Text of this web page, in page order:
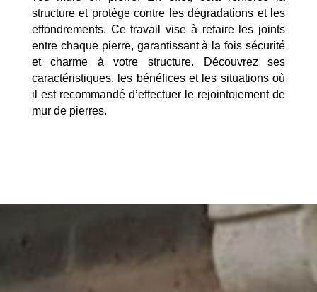
structure et protège contre les dégradations et les
effondrements. Ce travail vise à refaire les joints
entre chaque pierre, garantissant à la fois sécurité
et charme à votre structure. Découvrez ses
caractéristiques, les bénéfices et les situations où
il est recommandé d’effectuer le rejointoiement de
mur de pierres.